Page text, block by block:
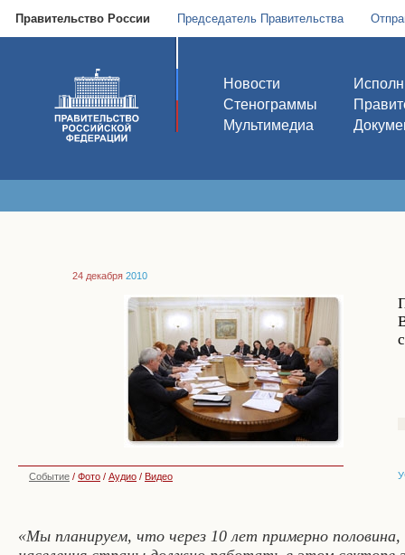
Правительство России Председатель Правительства
Новости
Стенограммы
Мультимедиа
24 декабря 2010
Событие / Фото / Аудио / Видео
«Мы планируем, что через 10 лет примерно